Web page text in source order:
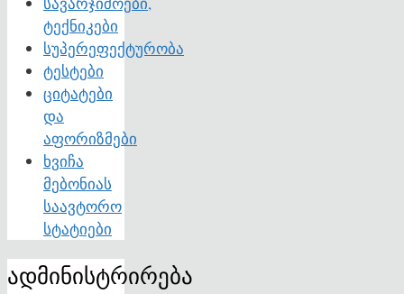
ტექნიკები
სუპერეფექტურობა
ტესტები
ციტატები
და
აფორიზმები
ხვიჩა
მებონიას
საავტორო
სტატიები
ადმინისტრირება